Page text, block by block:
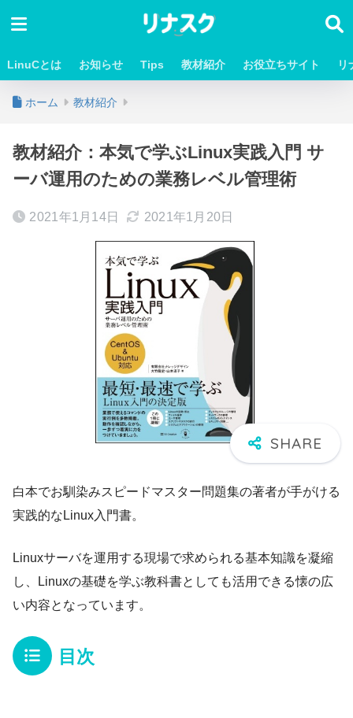
LinuCとは お知らせ Tips 教材紹介 お役立ちサイト リ
ホーム 教材紹介
教材紹介：本気で学ぶLinux実践入門 サ
ーバ運用のための業務レベル管理術
2021年1月14日 2021年1月20日
白本でお馴染みスピードマスター問題集の著者が手がける
実践的なLinux入門書。
Linuxサーバを運用する現場で求められる基本知識を凝縮
し、Linuxの基礎を学ぶ教科書としても活用できる懐の広
い内容となっています。
目次